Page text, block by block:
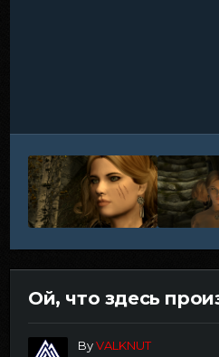
Ой, что здесь
ByVALKNUT